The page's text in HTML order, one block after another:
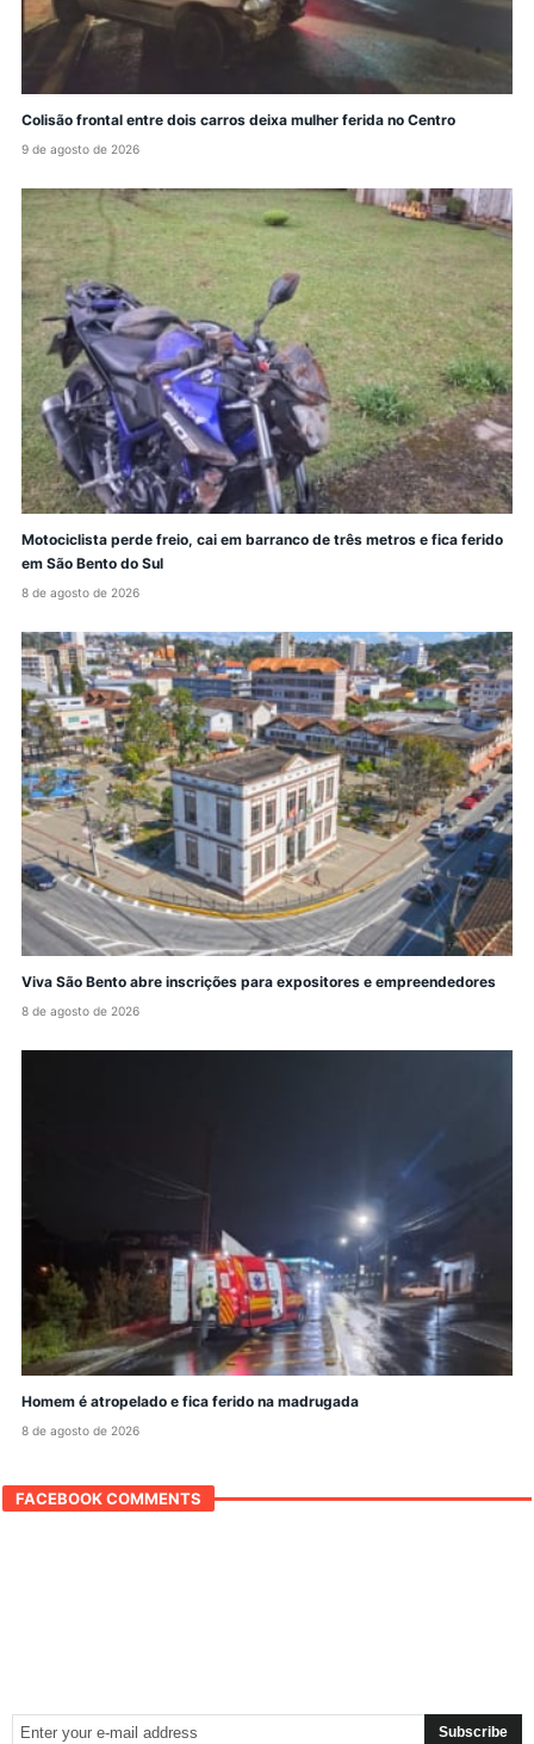
Colisão frontal entre dois carros deixa mulher ferida no Centro
9 de agosto de 2026
Motociclista perde freio, cai em barranco de três metros e fica ferido
em São Bento do Sul
8 de agosto de 2026
Viva São Bento abre inscrições para expositores e empreendedores
8 de agosto de 2026
Homem é atropelado e fica ferido na madrugada
8 de agosto de 2026
FACEBOOK COMMENTS